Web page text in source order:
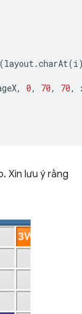
(layout.charAt(i
, 0, 70, 70,
Xin lưu ý rằng